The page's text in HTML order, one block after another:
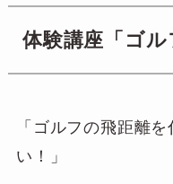
体験講座「ゴル
「ゴルフの飛距離
い！」